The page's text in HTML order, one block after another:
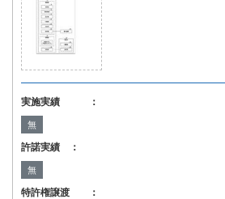
実施実績 ：
無
許諾実績 ：
無
特許権譲渡 ：